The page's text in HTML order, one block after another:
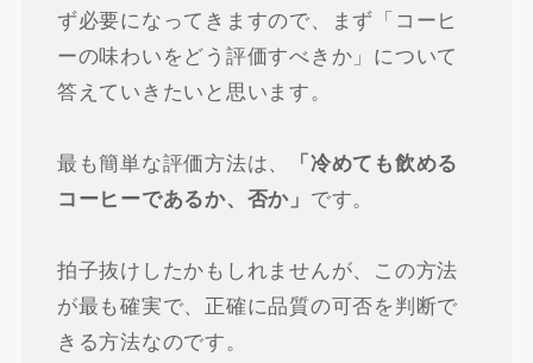
ず必要になってきますので、まず「コーヒ
ーの味わいをどう評価すべきか」について
答えていきたいと思います。
最も簡単な評価方法は、
「冷めても飲める
コーヒーであるか、否か」 です。
拍子抜けしたかもしれませんが、この方法
が最も確実で、正確に品質の可否を判断で
きる方法なのです。